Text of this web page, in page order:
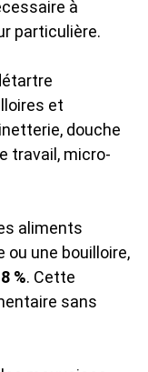
à
particulière.
et
douche
travail, micro-
aliments
ou une bouilloire,
%. Cette
sans